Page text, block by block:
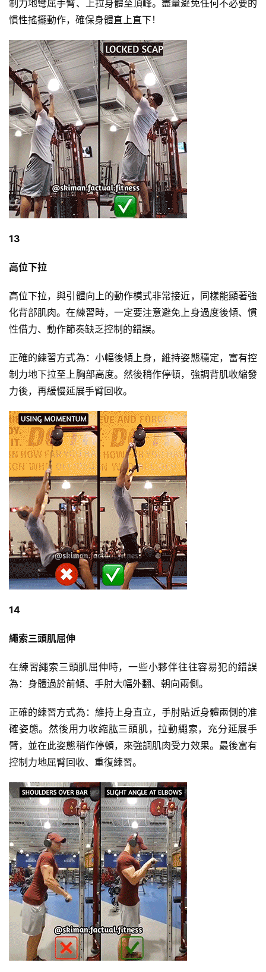
制力地彎屈手臂、上拉身體至頂峰。盡量避免任何不必要的
慣性搖擺動作，確保身體直上直下！
13
高位下拉
高位下拉，與引體向上的動作模式非常接近，同樣能顯著強
化背部肌肉。在練習時，一定要注意避免上身過度後傾、慣
性借力、動作節奏缺乏控制的錯誤。
正確的練習方式為：小幅後傾上身，維持姿態穩定，富有控
制力地下拉至上胸部高度。然後稍作停頓，強調背肌收縮發
力後，再緩慢延展手臂回收。
14
繩索三頭肌屈伸
在練習繩索三頭肌屈伸時，一些小夥伴往往容易犯的錯誤
為：身體過於前傾、手肘大幅外翻、朝向兩側。
正確的練習方式為：維持上身直立，手肘貼近身體兩側的准
確姿態。然後用力收縮肱三頭肌，拉動繩索，充分延展手
臂，並在此姿態稍作停頓，來強調肌肉受力效果。最後富有
控制力地屈臂回收、重復練習。